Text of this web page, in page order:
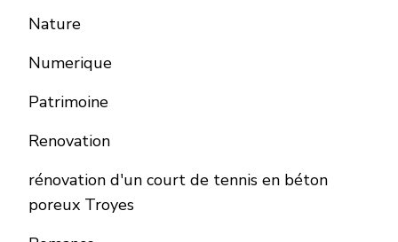
Nature
Numerique
Patrimoine
Renovation
rénovation d'un court de tennis en béton
poreux Troyes